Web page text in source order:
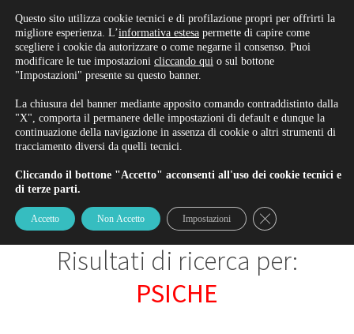
Rinnova/Iscriviti alla patente
Il Blog di Ambrosi & Gardinali
Risultati di ricerca per:
PSICHE
Questo sito utilizza cookie tecnici e di profilazione propri per offrirti la
migliore esperienza. L’informativa estesa permette di capire come
scegliere i cookie da autorizzare o come negarne il consenso. Puoi
modificare le tue impostazioni cliccando qui o sul bottone
"Impostazioni" presente su questo banner.
La chiusura del banner mediante apposito comando contraddistinto dalla
"X", comporta il permanere delle impostazioni di default e dunque la
continuazione della navigazione in assenza di cookie o altri strumenti di
tracciamento diversi da quelli tecnici.
Cliccando il bottone "Accetto" acconsenti all'uso dei cookie tecnici e
di terze parti.
Accetto Non Accetto Impostazioni Close GDPR